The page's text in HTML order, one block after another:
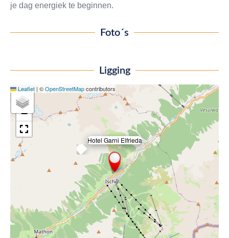
je dag energiek te beginnen.
Foto´s
Ligging
Hotel Garni Elfrieda
×
+
−
Leaflet | ©OpenStreetMapcontributors